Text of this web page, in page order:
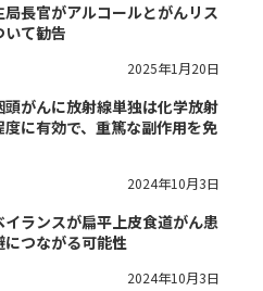
長官がアルコールとがんリス
いて勧告
2025年1月20日
がんに放射線単独は化学放射
に有効で、重篤な副作用を免
2024年10月3日
ランスが扁平上皮食道がん患
つながる可能性
2024年10月3日